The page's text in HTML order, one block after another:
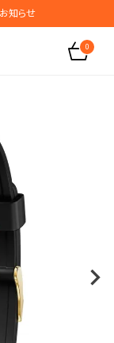
知らせ
せ
0